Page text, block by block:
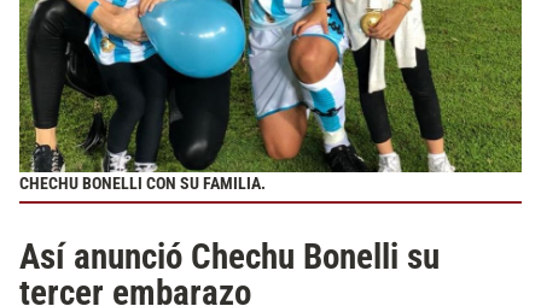
CHECHU BONELLI CON SU FAMILIA.
Así anunció Chechu Bonelli su
tercer embarazo